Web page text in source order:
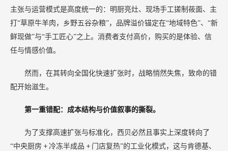
主张与运营模式是高度统一的：明厨亮灶、现场手工搓制莜面、主
打“草原牛羊肉，乡野五谷杂粮”，品牌溢价锚定在“地域特色”、“新
鲜现做”与“手工匠心”之上。消费者支付高价，购买的是体验、信
任与情感价值。
然而，在其转向全国化快速扩张时，战略悄然失焦，致命的错
配开始滋生。
第一重错配：成本结构与价值叙事的撕裂。
为了支撑高速扩张与标准化，西贝必然且事实上深度转向了
“中央厨房 + 冷冻半成品 + 门店复热”的工业化模式，这与肯德基、